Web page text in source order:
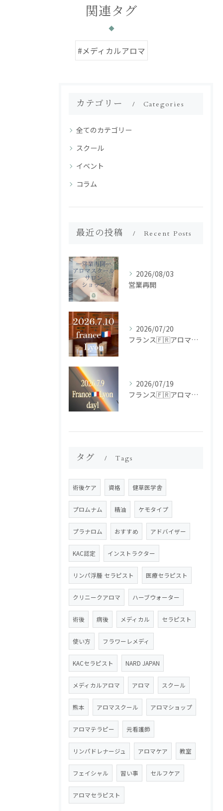
関連タグ
#メディカルアロマ
カテゴリー Categories
全てのカテゴリー
スクール
イベント
コラム
最近の投稿 Recent Posts
2026/08/03
営業再開
2026/07/20
フランス🇫🇷アロマ研修ツアー𝗱𝗮𝘆𝟮
2026/07/19
フランス🇫🇷アロマ研修ツアー𝗱𝗮𝘆𝟭
タグ Tags
術後ケア 資格 健草医学舎
プロムナム 精油 ケモタイプ
プラナロム おすすめ アドバイザー
KAC認定 インストラクター
リンパ浮腫 セラピスト 医療セラピスト
クリニークアロマ ハーブウォーター
術後 病後 メディカル セラピスト
使い方 フラワーレメディ
KACセラピスト NARD JAPAN
メディカルアロマ アロマ スクール
熊本 アロマスクール アロマショップ
アロマテラピー 元看護師
リンパドレナージュ アロマケア 教室
フェイシャル 習い事 セルフケア
アロマセラピスト